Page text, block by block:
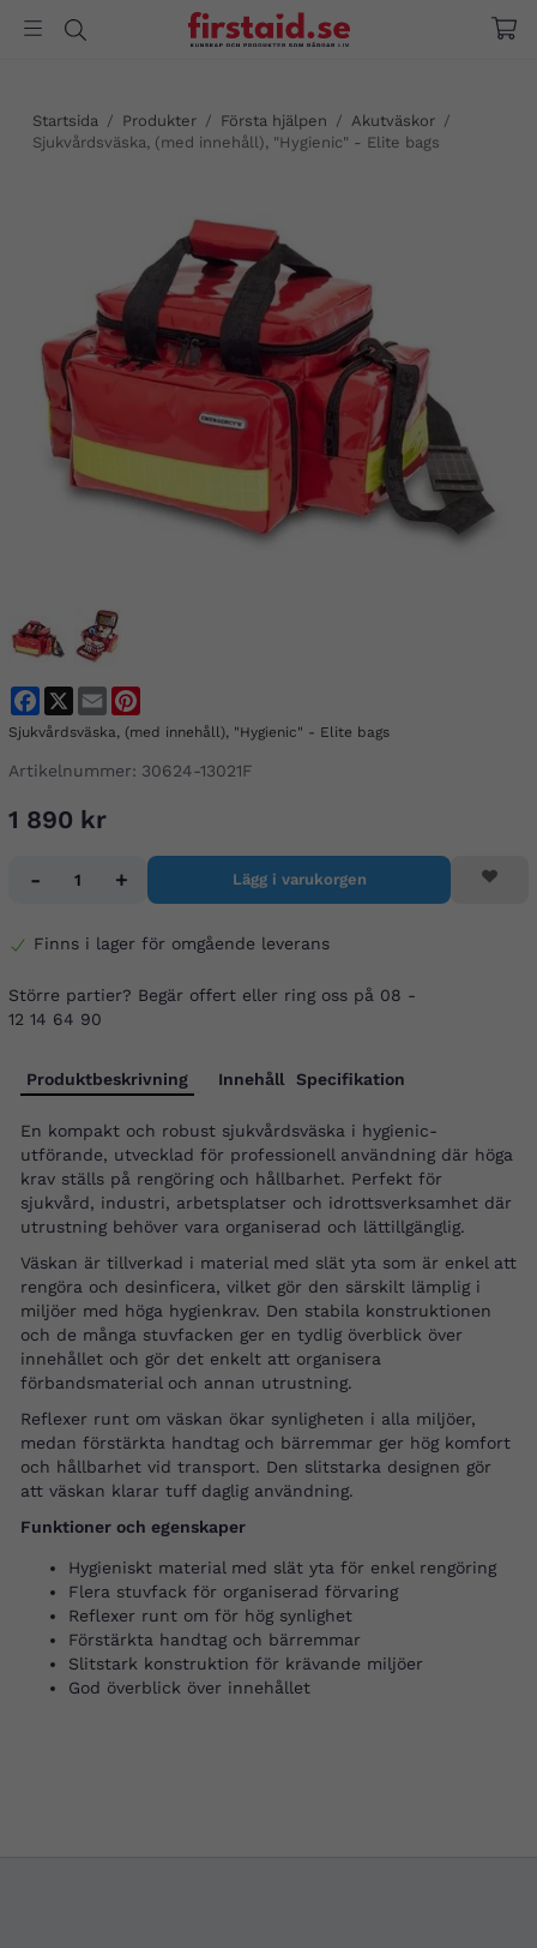
Startsida / Produkter / Första hjälpen / Akutväskor /
Sjukvårdsväska, (med innehåll), "Hygienic" - Elite bags
FacebookEmail
Sjukvårdsväska, (med innehåll), "Hygienic" - Elite bags
Artikelnummer: 30624-13021F
1 890 kr
- + Lägg i varukorgen
Finns i lager för omgående leverans
Större partier? Begär offert eller ring oss på 08 -
12 14 64 90
Produktbeskrivning Innehåll Specifikation
En kompakt och robust sjukvårdsväska i hygienic-
utförande, utvecklad för professionell användning där höga
krav ställs på rengöring och hållbarhet. Perfekt för
sjukvård, industri, arbetsplatser och idrottsverksamhet där
utrustning behöver vara organiserad och lättillgänglig.
Väskan är tillverkad i material med slät yta som är enkel att
rengöra och desinficera, vilket gör den särskilt lämplig i
miljöer med höga hygienkrav. Den stabila konstruktionen
och de många stuvfacken ger en tydlig överblick över
innehållet och gör det enkelt att organisera
förbandsmaterial och annan utrustning.
Reflexer runt om väskan ökar synligheten i alla miljöer,
medan förstärkta handtag och bärremmar ger hög komfort
och hållbarhet vid transport. Den slitstarka designen gör
att väskan klarar tuff daglig användning.
Funktioner och egenskaper
Hygieniskt material med slät yta för enkel rengöring
Flera stuvfack för organiserad förvaring
Reflexer runt om för hög synlighet
Förstärkta handtag och bärremmar
Slitstark konstruktion för krävande miljöer
God överblick över innehållet